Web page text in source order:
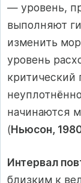
— уровень,
выполняют
изменить
уровень
критический
начинаются
(Ньюсон,
Интервал
близким к